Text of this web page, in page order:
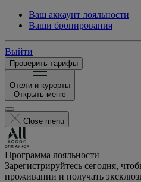
Ваш аккаунт лояльности
Ваши бронирования
Выйти
Проверить тарифы
Отели и курорты
Открыть меню
Close menu
Программа лояльности
Зарегистрируйтесь сегодня,
проживании и получать